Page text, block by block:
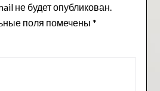
не будет опубликован.
поля помечены *